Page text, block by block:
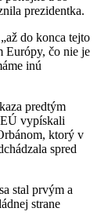
prezidentka.
do konca tejto
Európy, čo nie je
inú
predtým
vypískali
ktorý v
spred
stal prvým a
strane